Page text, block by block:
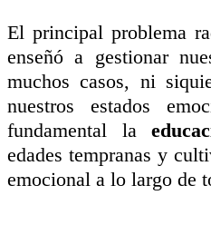
El principal problema
enseñó a gestionar
muchos casos, ni
nuestros estados
fundamental la
edades tempranas y
emocional a lo largo de